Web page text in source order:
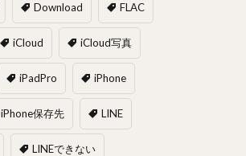
Download FLAC
iCloud iCloud写真
iPadPro iPhone
iPhone保存先 LINE
LINEできない